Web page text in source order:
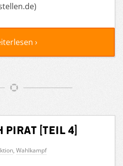
›
Pirat [Teil 4]
, Wahlkampf